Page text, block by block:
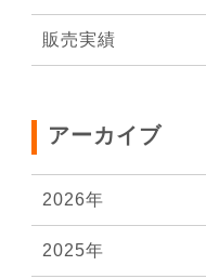
販売実績
アーカイブ
2026年
2025年